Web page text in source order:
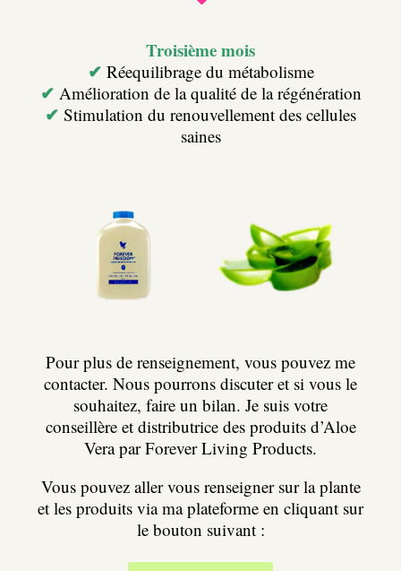
Troisième mois
✔ Réequilibrage du métabolisme
✔ Amélioration de la qualité de la régénération
✔ Stimulation du renouvellement des cellules
saines
Pour plus de renseignement, vous pouvez me
contacter. Nous pourrons discuter et si vous le
souhaitez, faire un bilan. Je suis votre
conseillère et distributrice des produits d’Aloe
Vera par Forever Living Products.
Vous pouvez aller vous renseigner sur la plante
et les produits via ma plateforme en cliquant sur
le bouton suivant :